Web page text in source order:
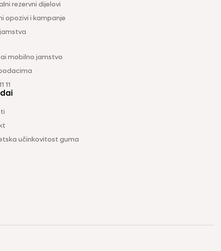
rezervni dijelovi
opozivi i kampanje
mobilno jamstvo
11
učinkovitost guma